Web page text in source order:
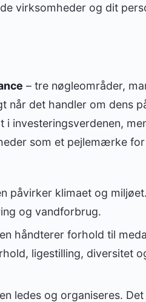
virksomheder og dit
– tre nøgleområder,
når det handler om dens
investeringsverdenen,
som et pejlemærke for
påvirker klimaet og
og vandforbrug.
håndterer forhold til
ligestilling, diversitet
ledes og organiseres.